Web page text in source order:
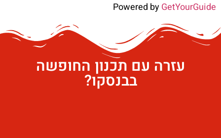
Powered byGetYourGuide
עזרה עם תכנון החופשה
בבנסקו?